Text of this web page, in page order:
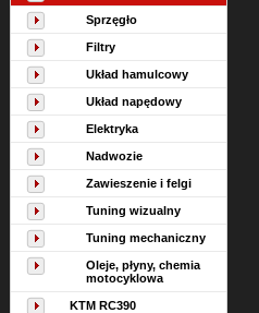
Sprzęgło
Filtry
Układ hamulcowy
Układ napędowy
Elektryka
Nadwozie
Zawieszenie i felgi
Tuning wizualny
Tuning mechaniczny
Oleje, płyny, chemia
motocyklowa
KTM RC390